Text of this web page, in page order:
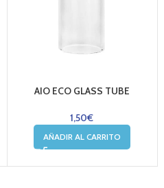
AIO ECO GLASS TUBE
1,50€
AÑADIR AL CARRITO